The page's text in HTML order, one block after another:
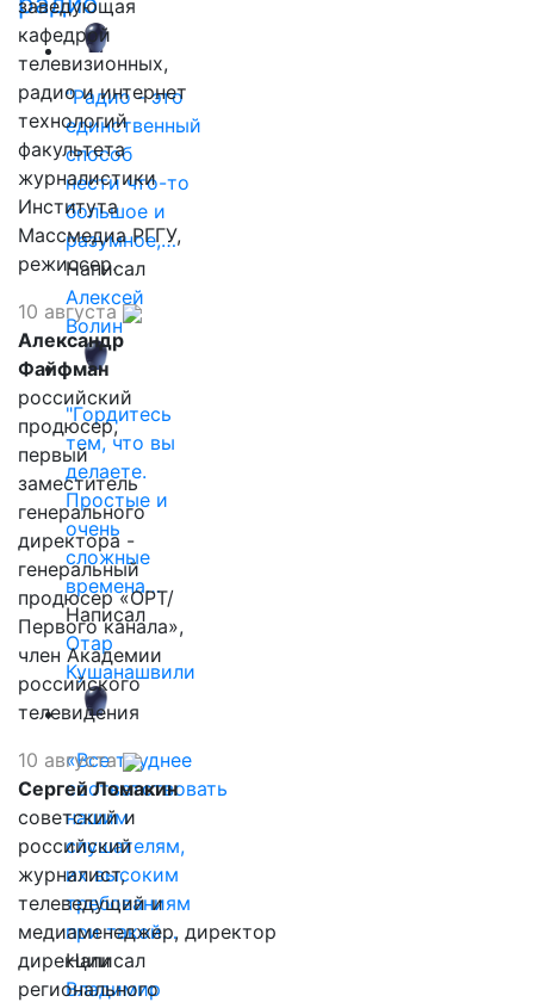
"Радио - это
единственный
способ
нести что-то
большое и
разумное,…
Написал
Алексей
Волин
"Гордитесь
тем, что вы
делаете.
Простые и
очень
сложные
времена…
Написал
Отар
Кушанашвили
«Все труднее
соответствовать
нашим
слушателям,
их высоким
требованиям
при такой…
Написал
Владимир
заведующая
кафедрой
телевизионных,
радио и интернет
технологий
факультета
журналистики
Института
Массмедиа РГГУ,
режиссер.
10 августа
Александр
Файфман
российский
продюсер,
первый
заместитель
генерального
директора -
генеральный
продюсер «ОРТ/
Первого канала»,
член Академии
российского
телевидения
10 августа
Сергей Ломакин
советский и
российский
журналист,
телеведущий и
медиаменеджер, директор
дирекции
регионального